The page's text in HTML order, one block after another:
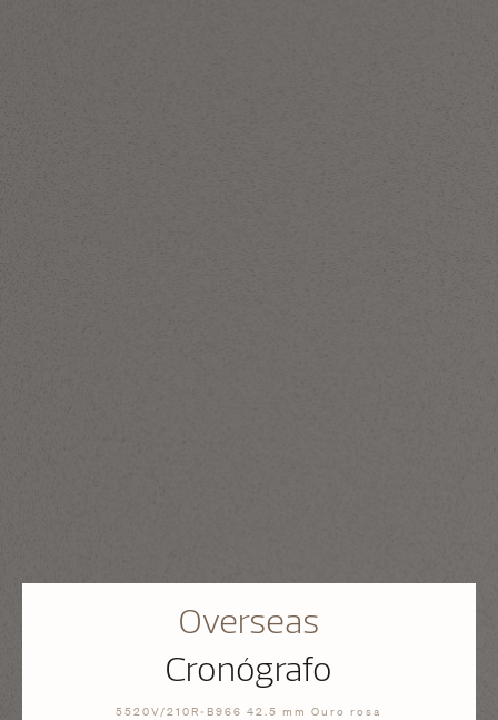
Overseas
Cronógrafo
5520V/210R-B966 42.5 mm Ouro rosa